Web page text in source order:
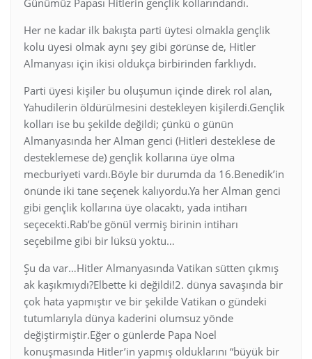
Her ne kadar ilk bakışta parti üytesi olmakla gençlik
kolu üyesi olmak aynı şey gibi görünse de, Hitler
Almanyası için ikisi oldukça birbirinden farklıydı.
Parti üyesi kişiler bu oluşumun içinde direk rol alan,
Yahudilerin öldürülmesini destekleyen kişilerdi.Gençlik
kolları ise bu şekilde değildi; çünkü o günün
Almanyasında her Alman genci (Hitleri desteklese de
desteklemese de) gençlik kollarına üye olma
mecburiyeti vardı.Böyle bir durumda da 16.Benedik’in
önünde iki tane seçenek kalıyordu.Ya her Alman genci
gibi gençlik kollarına üye olacaktı, yada intiharı
seçecekti.Rab’be gönül vermiş birinin intiharı
seçebilme gibi bir lüksü yoktu…
Şu da var…Hitler Almanyasında Vatikan sütten çıkmış
ak kaşıkmıydı?Elbette ki değildi!2. dünya savaşında bir
çok hata yapmıştır ve bir şekilde Vatikan o gündeki
tutumlarıyla dünya kaderini olumsuz yönde
değiştirmiştir.Eğer o günlerde Papa Noel
konuşmasında Hitler’in yapmış olduklarını “büyük bir